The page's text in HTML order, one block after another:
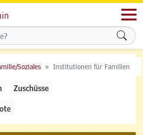
Soziales Institutionen für Familien
Zuschüsse